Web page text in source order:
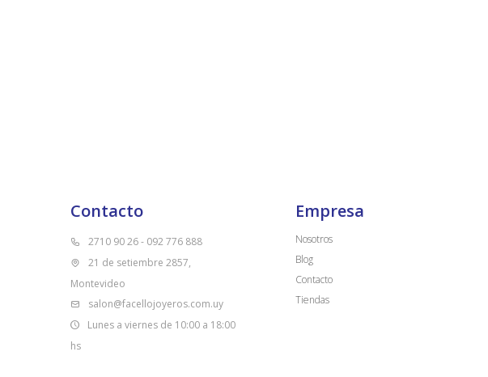
Contacto
2710 90 26 - 092 776 888
21 de setiembre 2857,
Montevideo
salon@facellojoyeros.com.uy
Lunes a viernes de 10:00 a 18:00
hs
Empresa
Nosotros
Blog
Contacto
Tiendas